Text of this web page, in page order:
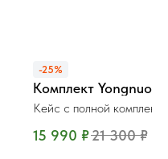
-25%
Комплект Yongnuo
Кейс с полной
15 990 ₽21 300 ₽